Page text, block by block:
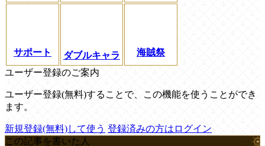
サポート ダブルキャラ
海賊祭
ユーザー登録のご案内
ユーザー登録(無料)することで、この機能を使うことができ
ます。
新規登録(無料)して使う 登録済みの方はログイン
この記事を書いた人